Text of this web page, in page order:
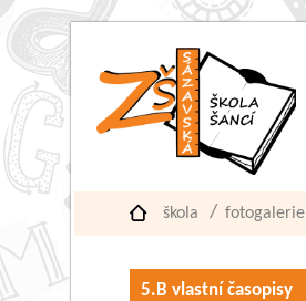
škola fotogalerie
5.B vlastní časopisy